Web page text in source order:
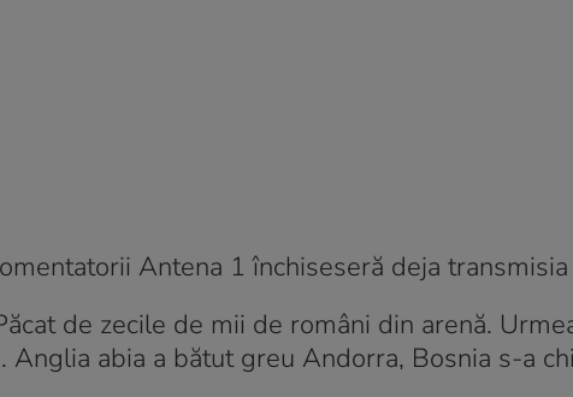
Antena 1 închiseseră deja
de zecile de mii de români din arenă.
Anglia abia a bătut greu Andorra, Bosnia s-a